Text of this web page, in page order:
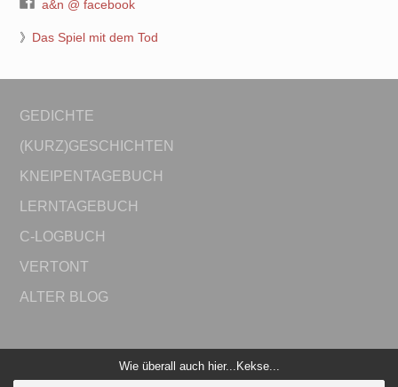
a&n @ facebook
》 Das Spiel mit dem Tod
GEDICHTE
(KURZ)GESCHICHTEN
KNEIPENTAGEBUCH
LERNTAGEBUCH
C-LOGBUCH
VERTONT
ALTER BLOG
© 2026 Journey...alles und nichts. Bento theme by Satori
Wie überall auch hier...Kekse...